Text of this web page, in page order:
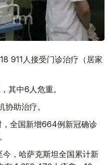
911人接受门诊治疗（居家
其中6人危重。
助治疗。
全国新增664例新冠确诊
，哈萨克斯坦全国累计新